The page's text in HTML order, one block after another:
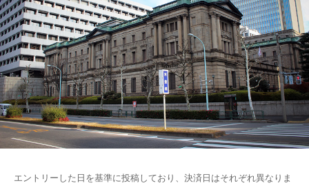
エントリーした日を基準に投稿しており、決済日はそれぞれ異なりま
EXCEL SHEET
NEWS
CONTACT